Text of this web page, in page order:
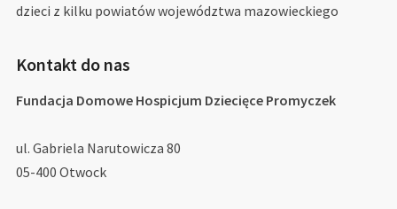
dzieci z kilku powiatów województwa mazowieckiego
Kontakt do nas
Fundacja Domowe Hospicjum Dziecięce Promyczek
ul. Gabriela Narutowicza 80
05-400 Otwock